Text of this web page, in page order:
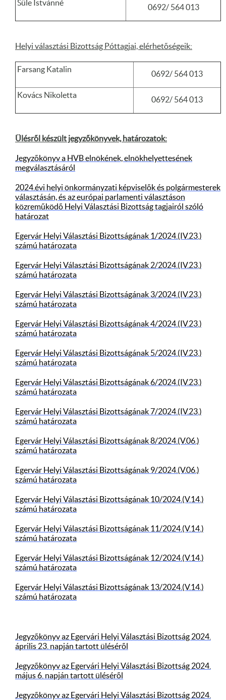
Süle Istvánné
0692/ 564 013
Helyi választási Bizottság Póttagjai, elérhetőségeik:
Farsang Katalin
0692/ 564 013
Kovács Nikoletta
0692/ 564 013
Ülésről készült jegyzőkönyvek, határozatok:
Jegyzőkönyv a HVB elnökének, elnökhelyettesének
megválasztásáról
2024.évi helyi önkormányzati képviselők és polgármesterek
választásán, és az európai parlamenti választáson
közreműködő Helyi Választási Bizottság tagjairól szóló
határozat
Egervár Helyi Választási Bizottságának 1/2024.(IV.23.)
számú határozata
Egervár Helyi Választási Bizottságának 2/2024.(IV.23.)
számú határozata
Egervár Helyi Választási Bizottságának 3/2024.(IV.23.)
számú határozata
Egervár Helyi Választási Bizottságának 4/2024.(IV.23.)
számú határozata
Egervár Helyi Választási Bizottságának 5/2024.(IV.23.)
számú határozata
Egervár Helyi Választási Bizottságának 6/2024.(IV.23.)
számú határozata
Egervár Helyi Választási Bizottságának 7/2024.(IV.23.)
számú határozata
Egervár Helyi Választási Bizottságának 8/2024.(V.06.)
számú határozata
Egervár Helyi Választási Bizottságának 9/2024.(V.06.)
számú határozata
Egervár Helyi Választási Bizottságának 10/2024.(V.14.)
számú határozata
Egervár Helyi Választási Bizottságának 11/2024.(V.14.)
számú határozata
Egervár Helyi Választási Bizottságának 12/2024.(V.14.)
számú határozata
Egervár Helyi Választási Bizottságának 13/2024.(V.14.)
számú határozata
Jegyzőkönyv az Egervári Helyi Választási Bizottság 2024.
április 23. napján tartott üléséről
Jegyzőkönyv az Egervári Helyi Választási Bizottság 2024.
május 6. napján tartott üléséről
Jegyzőkönyv az Egervári Helyi Választási Bizottság 2024.